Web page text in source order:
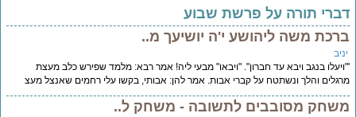
תורה על פרשת שבוע
משה ליהושע י'ה יושיעך מ..
בנגב ויבא עד חברון". "ויבאו" מבעי ליה! אמר רבא: מלמד שפירש כלב מעצת
והלך ונשתטח על קברי אבות. אמר להן: אבותי, בקשו עלי רחמים שאנצל מעצ
מסובבים לתשובה - משחק ל..